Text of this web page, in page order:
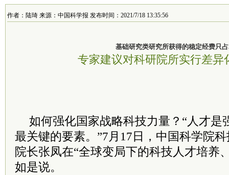
作者：陆琦 来源：中国科学报 发布时间：2021/7/18 13:35:56
基础研究类研究所获得的稳定经费只
专家建议对科研院所实行差异
如何强化国家战略科技力量？“人才是
最关键的要素。”7月17日，中国科学院
院长张凤在“全球变局下的科技人才培养
如是说。